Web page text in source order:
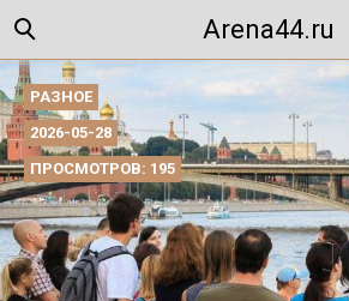
Arena44.ru
РАЗНОЕ
2026-05-28
ПРОСМОТРОВ: 195